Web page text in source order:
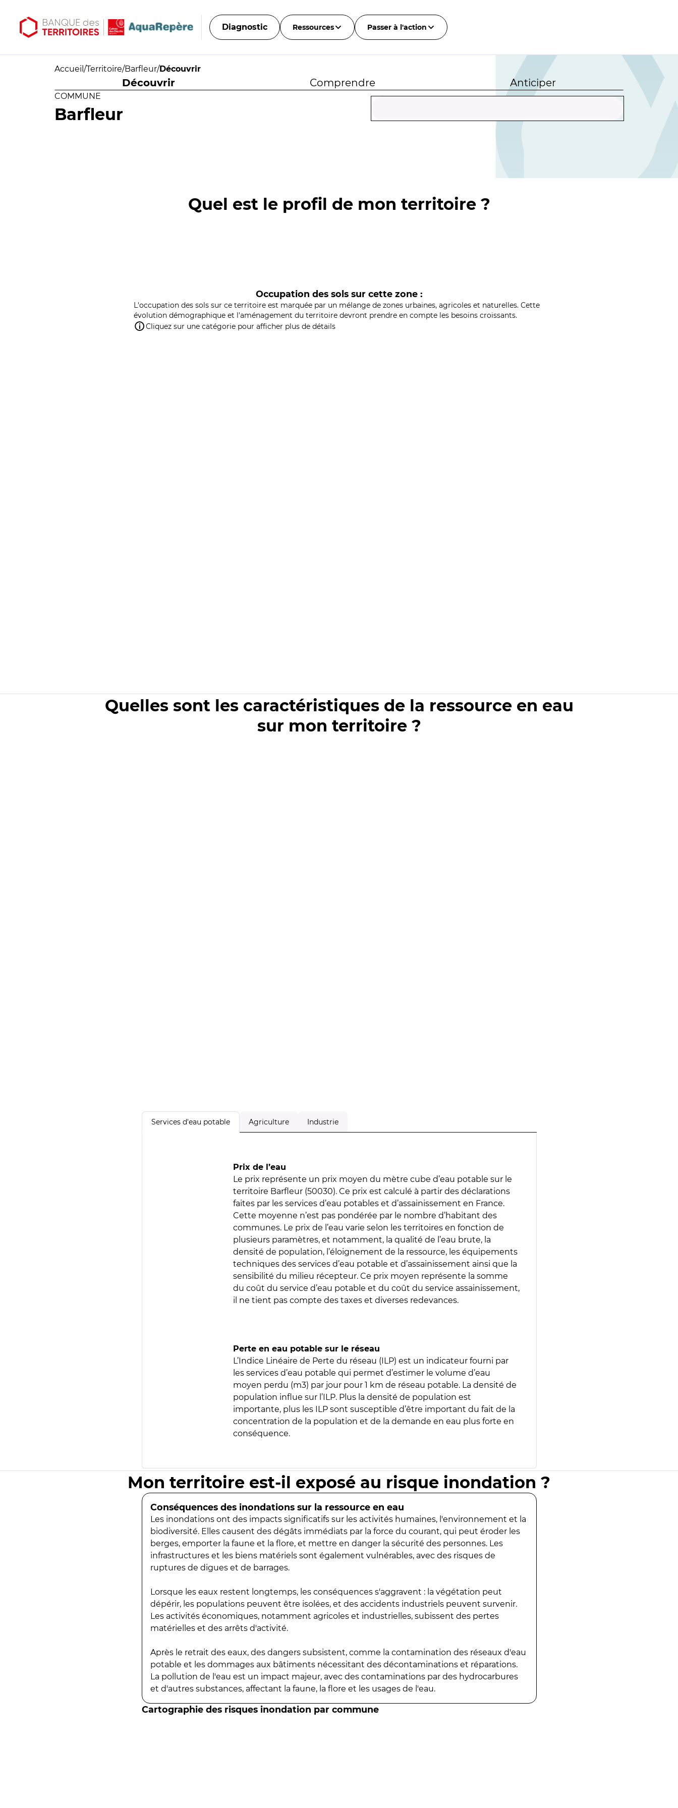
Diagnostic Ressources Passer à l'action
Accueil /Territoire/Barfleur/Découvrir
Découvrir Comprendre Anticiper
COMMUNE
Barfleur
Quel est le profil de mon territoire ?
Occupation des sols sur cette zone :
L'occupation des sols sur ce territoire est marquée par un mélange de zones urbaines, agricoles et naturelles. Cette
évolution démographique et l'aménagement du territoire devront prendre en compte les besoins croissants.
Cliquez sur une catégorie pour afficher plus de détails
Quelles sont les caractéristiques de la ressource en eau
sur mon territoire ?
Services d'eau potable Agriculture Industrie
Prix de l’eau
Le prix représente un prix moyen du mètre cube d’eau potable sur le
territoire Barfleur (50030). Ce prix est calculé à partir des déclarations
faites par les services d’eau potables et d’assainissement en France.
Cette moyenne n’est pas pondérée par le nombre d’habitant des
communes. Le prix de l’eau varie selon les territoires en fonction de
plusieurs paramètres, et notamment, la qualité de l’eau brute, la
densité de population, l’éloignement de la ressource, les équipements
techniques des services d’eau potable et d’assainissement ainsi que la
sensibilité du milieu récepteur. Ce prix moyen représente la somme
du coût du service d’eau potable et du coût du service assainissement,
il ne tient pas compte des taxes et diverses redevances.
Perte en eau potable sur le réseau
L’Indice Linéaire de Perte du réseau (ILP) est un indicateur fourni par
les services d’eau potable qui permet d’estimer le volume d’eau
moyen perdu (m3) par jour pour 1 km de réseau potable. La densité de
population influe sur l’ILP. Plus la densité de population est
importante, plus les ILP sont susceptible d’être important du fait de la
concentration de la population et de la demande en eau plus forte en
conséquence.
Mon territoire est-il exposé au risque inondation ?
Conséquences des inondations sur la ressource en eau
Les inondations ont des impacts significatifs sur les activités humaines, l'environnement et la
biodiversité. Elles causent des dégâts immédiats par la force du courant, qui peut éroder les
berges, emporter la faune et la flore, et mettre en danger la sécurité des personnes. Les
infrastructures et les biens matériels sont également vulnérables, avec des risques de
ruptures de digues et de barrages.
Lorsque les eaux restent longtemps, les conséquences s'aggravent : la végétation peut
dépérir, les populations peuvent être isolées, et des accidents industriels peuvent survenir.
Les activités économiques, notamment agricoles et industrielles, subissent des pertes
matérielles et des arrêts d'activité.
Après le retrait des eaux, des dangers subsistent, comme la contamination des réseaux d'eau
potable et les dommages aux bâtiments nécessitant des décontaminations et réparations.
La pollution de l'eau est un impact majeur, avec des contaminations par des hydrocarbures
et d'autres substances, affectant la faune, la flore et les usages de l'eau.
Cartographie des risques inondation par commune